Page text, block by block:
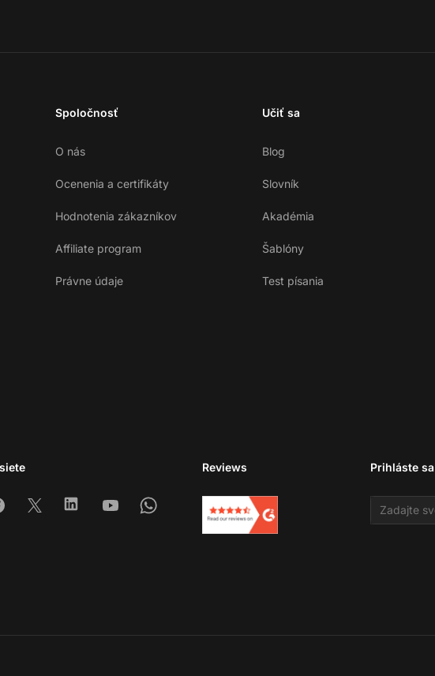
Spoločnosť
O nás
Ocenenia a certifikáty
Hodnotenia zákazníkov
Affiliate program
Právne údaje
Učiť sa
Blog
Slovník
Akadémia
Šablóny
Test písania
X LinkedinYoutubeWhatsapp
Reviews Prihláste
Email